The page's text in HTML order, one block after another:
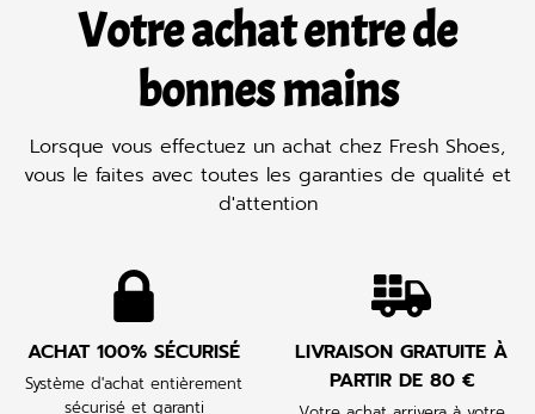
Votre achat entre de
bonnes mains
Lorsque vous effectuez un achat chez Fresh Shoes,
vous le faites avec toutes les garanties de qualité et
d'attention
ACHAT 100% SÉCURISÉ
Système d'achat entièrement
sécurisé et garanti
LIVRAISON GRATUITE À
PARTIR DE 80 €